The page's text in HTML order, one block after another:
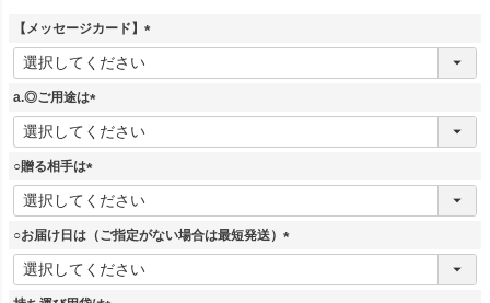
【メッセージカード】
(
a.◎ご用途は
(
必
須
○贈る相手は
(
必
須
○お届け日は（ご指定がない場合は最短発送）
(